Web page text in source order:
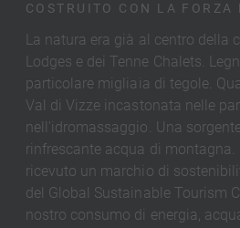
COSTRUITO CON LA FORZA
La natura era già al centro della
Lodges e dei Tenne Chalets.
particolare migliaia di tegole.
Val di Vizze incastonata nelle
nell'idromassaggio. Una
rinfrescante acqua di
ricevuto un marchio di
del Global Sustainable Tourism
nostro consumo di energia,